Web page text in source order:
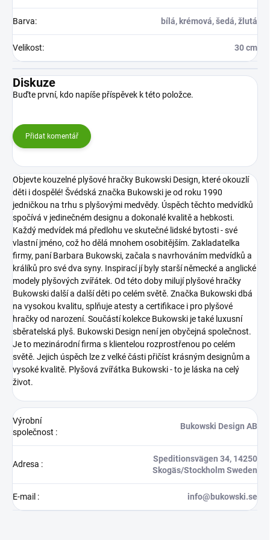
Barva: bílá, krémová, šedá, žlutá
Velikost: 30 cm
Diskuze
Buďte první, kdo napíše příspěvek k této položce.
Přidat komentář
Objevte kouzelné plyšové hračky Bukowski Design, které okouzlí
děti i dospělé! Švédská značka Bukowski je od roku 1990
jedničkou na trhu s plyšovými medvědy. Úspěch těchto medvídků
spočívá v jedinečném designu a dokonalé kvalitě a hebkosti.
Každý medvídek má předlohu ve skutečné lidské bytosti - své
vlastní jméno, což ho dělá mnohem osobitějším. Zakladatelka
firmy, paní Barbara Bukowski, začala s navrhováním medvídků a
králíků pro své dva syny. Inspirací jí byly starší německé a anglické
modely plyšových zvířátek. Od této doby milují plyšové hračky
Bukowski další a další děti po celém světě. Značka Bukowski dbá
na vysokou kvalitu, splňuje atesty a certifikace i pro plyšové
hračky od narození. Součástí kolekce Bukowski je také luxusní
sběratelská plyš. Bukowski Design není jen obyčejná společnost.
Je to mezinárodní firma s klientelou rozprostřenou po celém
světě. Jejich úspěch lze z velké části přičíst krásným designům a
vysoké kvalitě. Plyšová zvířátka Bukowski - to je láska na celý
život.
Výrobní
společnost :
Bukowski Design AB
Adresa :
Speditionsvägen 34, 14250
Skogäs/Stockholm Sweden
E-mail : info@bukowski.se